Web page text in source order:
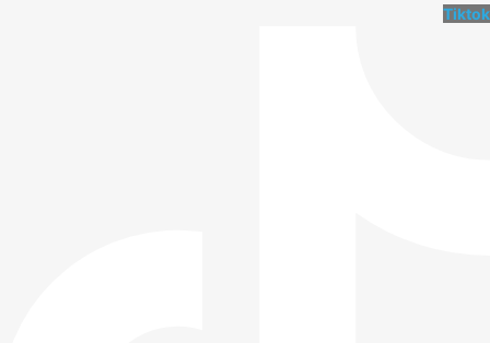
Tiktok